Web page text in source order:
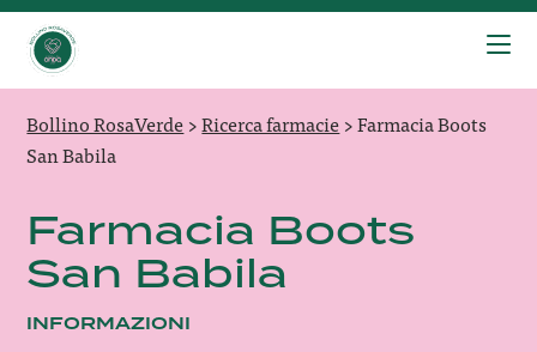
Bollino RosaVerde>Ricerca farmacie>Farmacia Boots
San Babila
Farmacia Boots
San Babila
INFORMAZIONI